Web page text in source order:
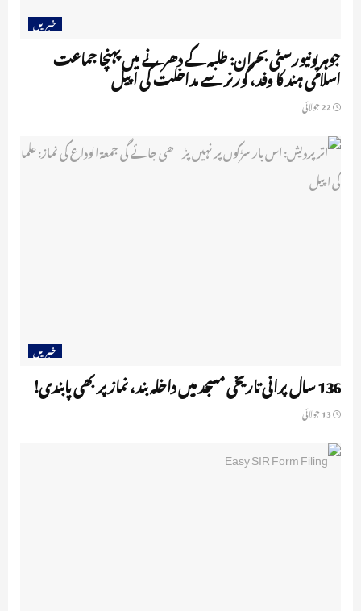
خبریں
جوہر یونیورسٹی بحران: طلبہ کے دھرنے میں پہنچا جماعت
اسلامی ہند کا وفد، گورنر سے مداخلت کی اپیل
خبریں
136 سال پرانی تاریخی مسجد میں داخلہ بند، نماز پر بھی پابندی!